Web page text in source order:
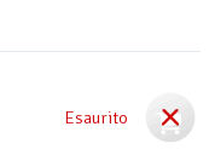
Esaurito